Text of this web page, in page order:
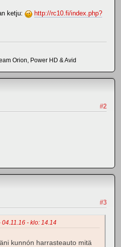
ketju:
http://rc10.fi/index.php?
Orion, Power HD & Avid
#2
#3
- klo: 14.14
kunnón harrasteauto mitä